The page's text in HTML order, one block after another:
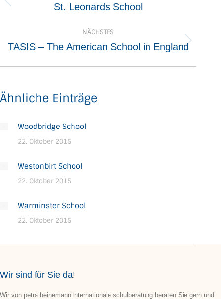
Vorheriger
St. Leonards School
NÄCHSTES
Nächster
TASIS – The American School in England
Ähnliche Einträge
Woodbridge School
22. Oktober 2015
Westonbirt School
22. Oktober 2015
Warminster School
22. Oktober 2015
Wir sind für Sie da!
Wir von petra heinemann internationale schulberatung beraten Sie gern und